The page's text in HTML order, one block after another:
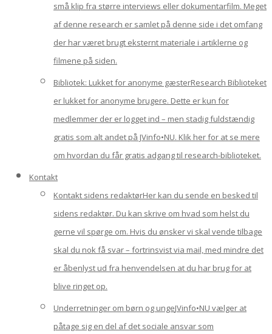
små klip fra større interviews eller dokumentarfilm. Meget
af denne research er samlet på denne side i det omfang
der har været brugt eksternt materiale i artiklerne og
filmene på siden.
Bibliotek: Lukket for anonyme gæsterResearch Biblioteket
er lukket for anonyme brugere. Dette er kun for
medlemmer der er logget ind – men stadig fuldstændig
gratis som alt andet på JVinfo•NU. Klik her for at se mere
om hvordan du får gratis adgang til research-biblioteket.
Kontakt
Kontakt sidens redaktørHer kan du sende en besked til
sidens redaktør. Du kan skrive om hvad som helst du
gerne vil spørge om. Hvis du ønsker vi skal vende tilbage
skal du nok få svar – fortrinsvist via mail, med mindre det
er åbenlyst ud fra henvendelsen at du har brug for at
blive ringet op.
Underretninger om børn og ungeJVinfo•NU vælger at
påtage sig en del af det sociale ansvar som